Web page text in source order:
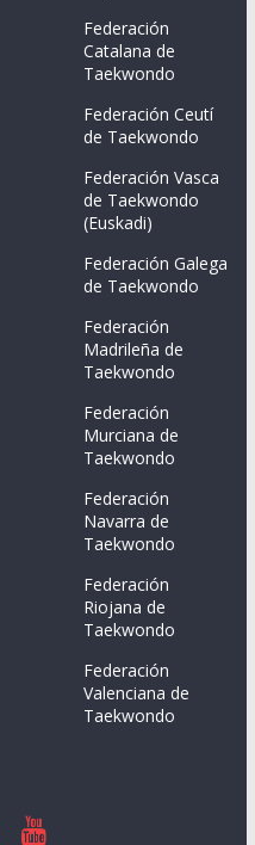
Federación
Catalana de
Taekwondo
Federación Ceutí
de Taekwondo
Federación Vasca
de Taekwondo
(Euskadi)
Federación Galega
de Taekwondo
Federación
Madrileña de
Taekwondo
Federación
Murciana de
Taekwondo
Federación
Navarra de
Taekwondo
Federación
Riojana de
Taekwondo
Federación
Valenciana de
Taekwondo